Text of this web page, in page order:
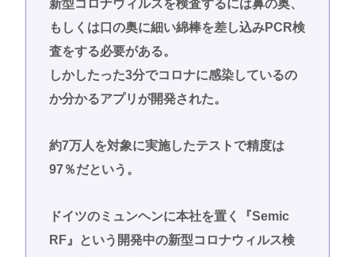
新型コロナウィルスを検査するには鼻の奥、
もしくは口の奥に細い綿棒を差し込みPCR検
査をする必要がある。
しかしたった3分でコロナに感染しているの
か分かるアプリが開発された。
約7万人を対象に実施したテストで精度は
97％だという。
ドイツのミュンヘンに本社を置く『Semic
RF』という開発中の新型コロナウィルス検